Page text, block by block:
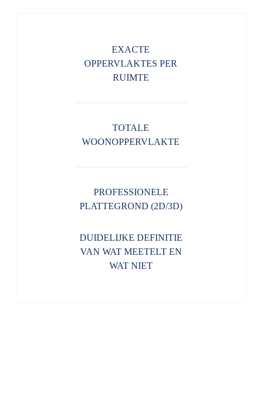
EXACTE
OPPERVLAKTES PER
RUIMTE
TOTALE
WOONOPPERVLAKTE
PROFESSIONELE
PLATTEGROND (2D/3D)
DUIDELIJKE DEFINITIE
VAN WAT MEETELT EN
WAT NIET